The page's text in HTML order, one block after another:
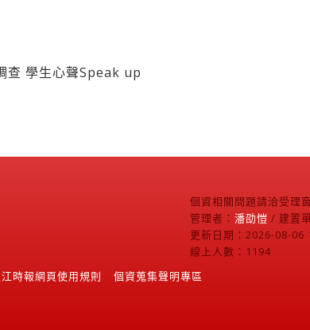
查 學生心聲Speak up
個資相關問題請洽受理
管理者： 潘劭愷 / 建置
更新日期：2026-08-06
線上人數：1194
時報網頁使用規則 個資蒐集聲明專區